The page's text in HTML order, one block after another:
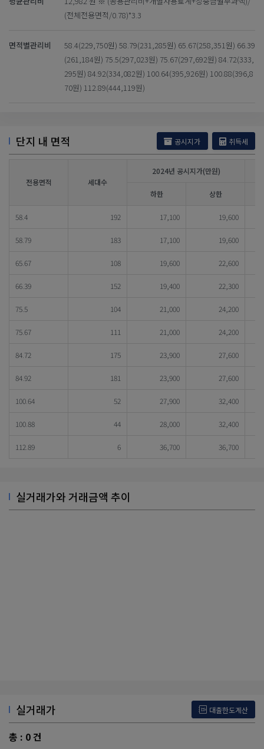
(전체전용면적/0.78)*3.3
면적별관리비
58.4(229,750원) 58.79(231,285원) 65.67(258,351원) 66.39
(261,184원) 75.5(297,023원) 75.67(297,692원) 84.72(333,
295원) 84.92(334,082원) 100.64(395,926원) 100.88(396,8
70원) 112.89(444,119원)
단지 내 면적 공시지가 취득세
전용면적 세대수
2024년 공시지가(만원)
하한 상한
58.4 192 17,100 19,600
58.79 183 17,100 19,600
65.67 108 19,600 22,600
66.39 152 19,400 22,300
75.5 104 21,000 24,200
75.67 111 21,000 24,200
84.72 175 23,900 27,600
84.92 181 23,900 27,600
100.64 52 27,900 32,400
100.88 44 28,000 32,400
112.89 6 36,700 36,700
실거래가와 거래금액 추이
실거래가 대출한도계산
총 : 0건